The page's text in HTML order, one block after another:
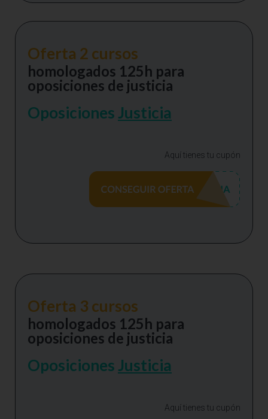
Oferta 2 cursos
homologados 125h para
oposiciones de justicia
Oposiciones Justicia
Aquí tienes tu cupón
Oferta 3 cursos
homologados 125h para
oposiciones de justicia
Oposiciones Justicia
Aquí tienes tu cupón